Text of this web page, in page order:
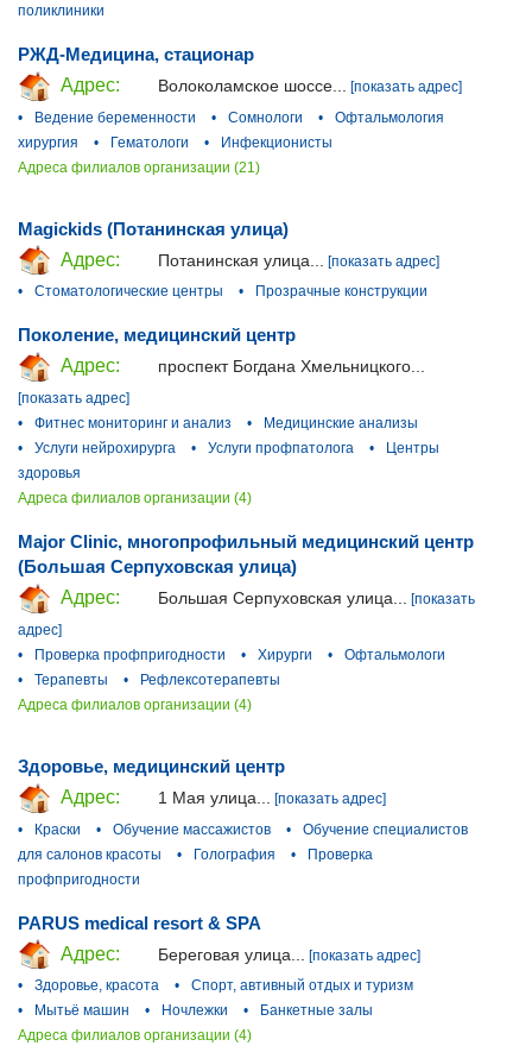
поликлиники
РЖД-Медицина, стационар
Адрес:
Волоколамское шоссе...
[показать адрес]
•
Ведение беременности • Сомнологи •
Офтальмология
хирургия
• Гематологи •
Инфекционисты
Адреса филиалов организации (21)
Magickids (Потанинская улица)
Адрес:
Потанинская улица...
[показать адрес]
•
Стоматологические центры • Прозрачные конструкции
Поколение, медицинский центр
Адрес:
проспект Богдана Хмельницкого...
[показать адрес]
•
Фитнес мониторинг и анализ •
Медицинские анализы
•
Услуги нейрохирурга • Услуги профпатолога •
Центры
здоровья
Адреса филиалов организации (4)
Major Clinic, многопрофильный медицинский центр
(Большая Серпуховская улица)
Адрес:
Большая Серпуховская улица...
[показать
адрес]
•
Проверка профпригодности • Хирурги •
Офтальмологи
•
Терапевты •
Рефлексотерапевты
Адреса филиалов организации (4)
Здоровье, медицинский центр
Адрес:
1 Мая улица...
[показать адрес]
•
Краски • Обучение массажистов •
Обучение специалистов
для салонов красоты
• Голография •
Проверка
профпригодности
PARUS medical resort & SPA
Адрес:
Береговая улица...
[показать адрес]
•
Здоровье, красота •
Спорт, автивный отдых и туризм
•
Мытьё машин • Ночлежки •
Банкетные залы
Адреса филиалов организации (4)